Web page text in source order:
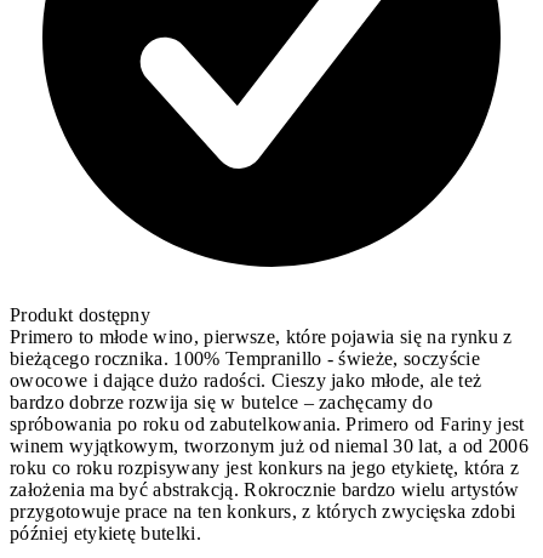
Produkt dostępny
Primero to młode wino, pierwsze, które pojawia się na rynku z
bieżącego rocznika. 100% Tempranillo - świeże, soczyście
owocowe i dające dużo radości. Cieszy jako młode, ale też
bardzo dobrze rozwija się w butelce – zachęcamy do
spróbowania po roku od zabutelkowania. Primero od Fariny jest
winem wyjątkowym, tworzonym już od niemal 30 lat, a od 2006
roku co roku rozpisywany jest konkurs na jego etykietę, która z
założenia ma być abstrakcją. Rokrocznie bardzo wielu artystów
przygotowuje prace na ten konkurs, z których zwycięska zdobi
później etykietę butelki.